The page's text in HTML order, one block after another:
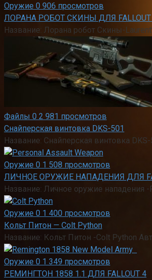
Оружие 0 906 просмотров
ЛОРАНА РОБОТ СКИНЫ ДЛЯ FALLOUT
Название: Лорана робот Скины-
Файлы 0 2 981 просмотров
Снайперская винтовка DKS-501
Название: Снайперская винтовка
Оружие 0 1 508 просмотров
ЛИЧНОЕ ОРУЖИЕ НАПАДЕНИЯ ДЛЯ
Название: Личное оружие
Оружие 0 1 400 просмотров
Кольт Питон — Colt Python
Название: Кольт Питон -Colt Python
Оружие 0 1 349 просмотров
РЕМИНГТОН 1858 1.1 ДЛЯ FALLOUT 4